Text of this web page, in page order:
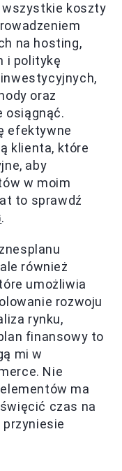
wszystkie koszty
na hosting,
i politykę
oraz
osiągnąć.
efektywne
klienta, które
aby
w moim
to sprawdź
.
również
umożliwia
rozwoju
rynku,
finansowy to
mi w
Nie
ma
czas na
przyniesie